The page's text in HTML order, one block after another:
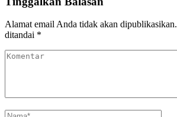
Alamat email Anda tidak akan dipublikasikan.
ditandai *